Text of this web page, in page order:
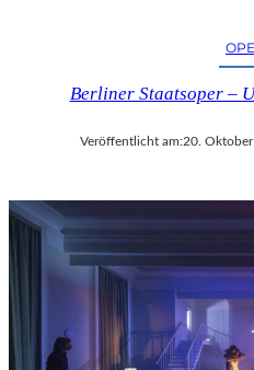
Berliner Staatsoper –
Veröffentlicht am:20.